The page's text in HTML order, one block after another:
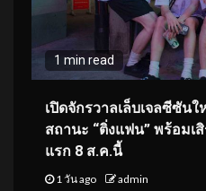
1 min read
เปิดจักรวาลเล็บเจลซีซันใ
สถานะ “ติ่งแฟน” พร้อมเ
แรก 8 ส.ค.นี้
1 วัน ago admin